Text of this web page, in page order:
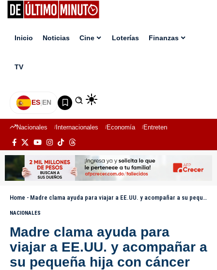
Inicio Noticias Cine Loterías Finanzas
TV
ES|EN
Nacionales Internacionales Economía Entretenimiento
Home - Madre clama ayuda para viajar a EE.UU. y acompañar a su pequeña hija con cáncer
NACIONALES
Madre clama ayuda para
viajar a EE.UU. y acompañar a
su pequeña hija con cáncer